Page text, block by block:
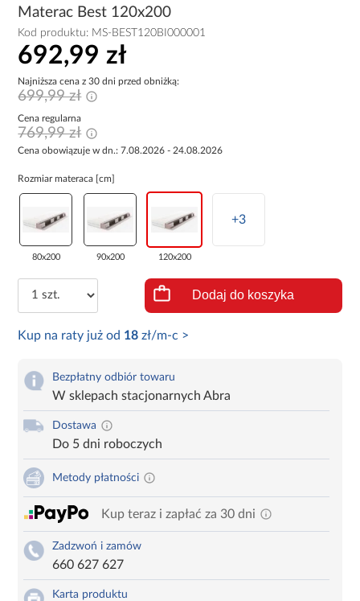
Materac Best 120x200
Kod produktu: MS-BEST120BI000001
692,99 zł
Najniższa cena z 30 dni przed obniżką:
699,99 zł
Cena regularna
769,99 zł
Cena obowiązuje w dn.: 7.08.2026 - 24.08.2026
Rozmiar materaca [cm]
80x200 90x200 120x200
+3
Dodaj do koszyka
Kup na raty już od 18 zł/m-c >
Bezpłatny odbiór towaru
W sklepach stacjonarnych Abra
Dostawa
Do 5 dni roboczych
Metody płatności
Kup teraz i zapłać za 30 dni
Zadzwoń i zamów
660 627 627
Karta produktu